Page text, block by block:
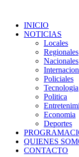
INICIO
NOTICIAS
Locales
Regionales
Nacionales
Policiales
Tecnologia
Politica
Economia
Deportes
QUIENES
CONTACTO